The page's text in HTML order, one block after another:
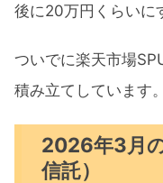
後に20万円くらいに
ついでに楽天市場
積み立てしています。
2026年3月
信託）